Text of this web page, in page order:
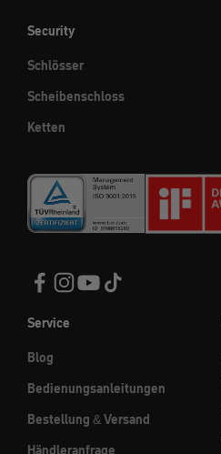
Security
Schlösser
Scheibenschloss
Ketten
Service
Blog
Bedienungsanleitungen
Bestellung & Versand